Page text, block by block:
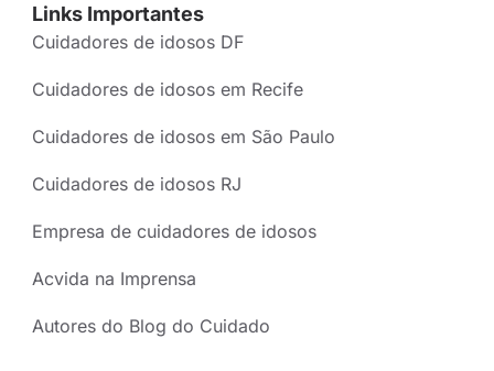
Links Importantes
Cuidadores de idosos DF
Cuidadores de idosos em Recife
Cuidadores de idosos em São Paulo
Cuidadores de idosos RJ
Empresa de cuidadores de idosos
Acvida na Imprensa
Autores do Blog do Cuidado